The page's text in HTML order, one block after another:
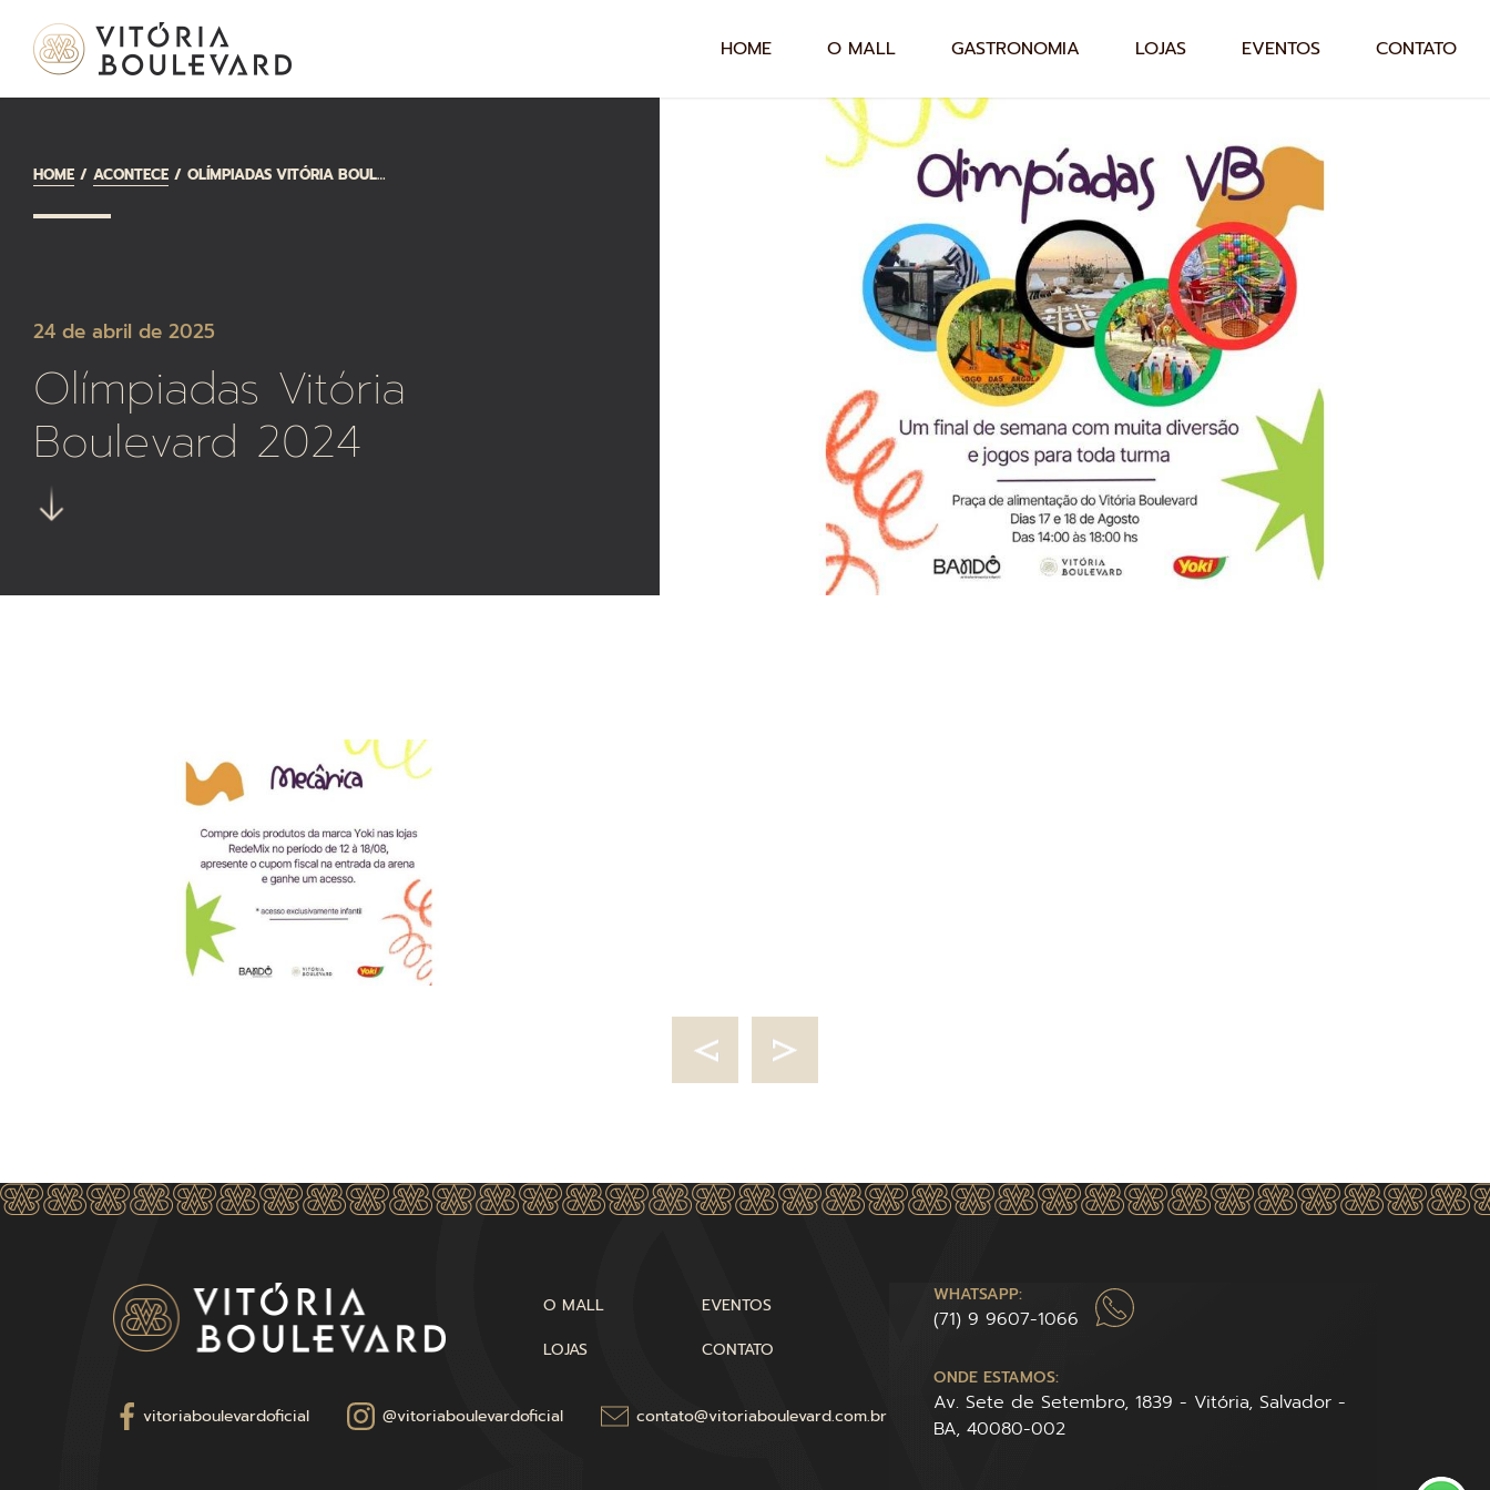
HOME O MALL GASTRONOMIA LOJAS EVENTOS CONTATO
HOME ACONTECE OLÍMPIADAS VITÓRIA BOULEVARD 2024
24 de abril de 2025
Olímpiadas Vitória
Boulevard 2024
O MALL
LOJAS
EVENTOS
CONTATO
vitoriaboulevardoficial @vitoriaboulevardoficial contato@vitoriaboulevard.com.br
WHATSAPP:
(71) 9 9607-1066
ONDE ESTAMOS:
Av. Sete de Setembro, 1839 - Vitória, Salvador -
BA, 40080-002